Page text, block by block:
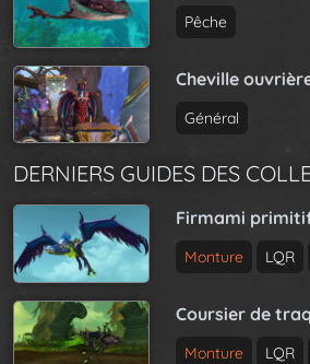
Pêche
Cheville
Général
DERNIERS GUIDES DES
Firmami
Monture LQR
Coursier de
Monture LQR